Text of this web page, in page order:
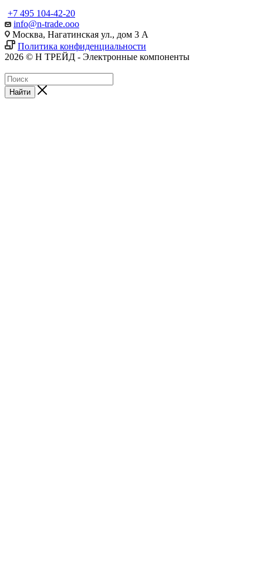
+7 495 104-42-20
info@n-trade.ooo
Москва, Нагатинская ул., дом 3 А
Политика конфиденциальности
2026 © Н ТРЕЙД - Электронные компоненты
Найти